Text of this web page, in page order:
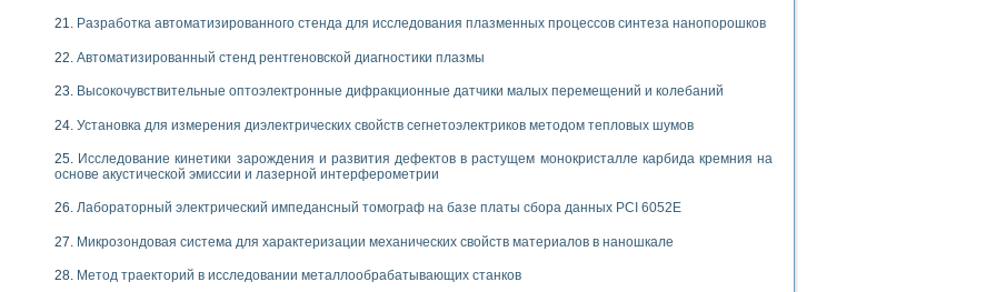
Разработка автоматизированного стенда для исследования плазменных процессов синтеза нанопорошков
Автоматизированный стенд рентгеновской диагностики плазмы
Высокочувствительные оптоэлектронные дифракционные датчики малых перемещений и колебаний
Установка для измерения диэлектрических свойств сегнетоэлектриков методом тепловых шумов
Исследование кинетики зарождения и развития дефектов в растущем монокристалле карбида кремния на
основе акустической эмиссии и лазерной интерферометрии
Лабораторный электрический импедансный томограф на базе платы сбора данных PCI 6052E
Микрозондовая система для характеризации механических свойств материалов в наношкале
Метод траекторий в исследовании металлообрабатывающих станков